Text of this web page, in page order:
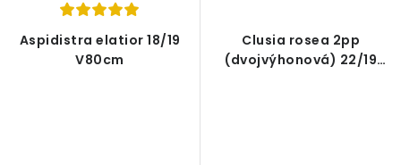
Aspidistra elatior 18/19
V80cm
Clusia rosea 2pp
(dvojvýhonová) 22/19